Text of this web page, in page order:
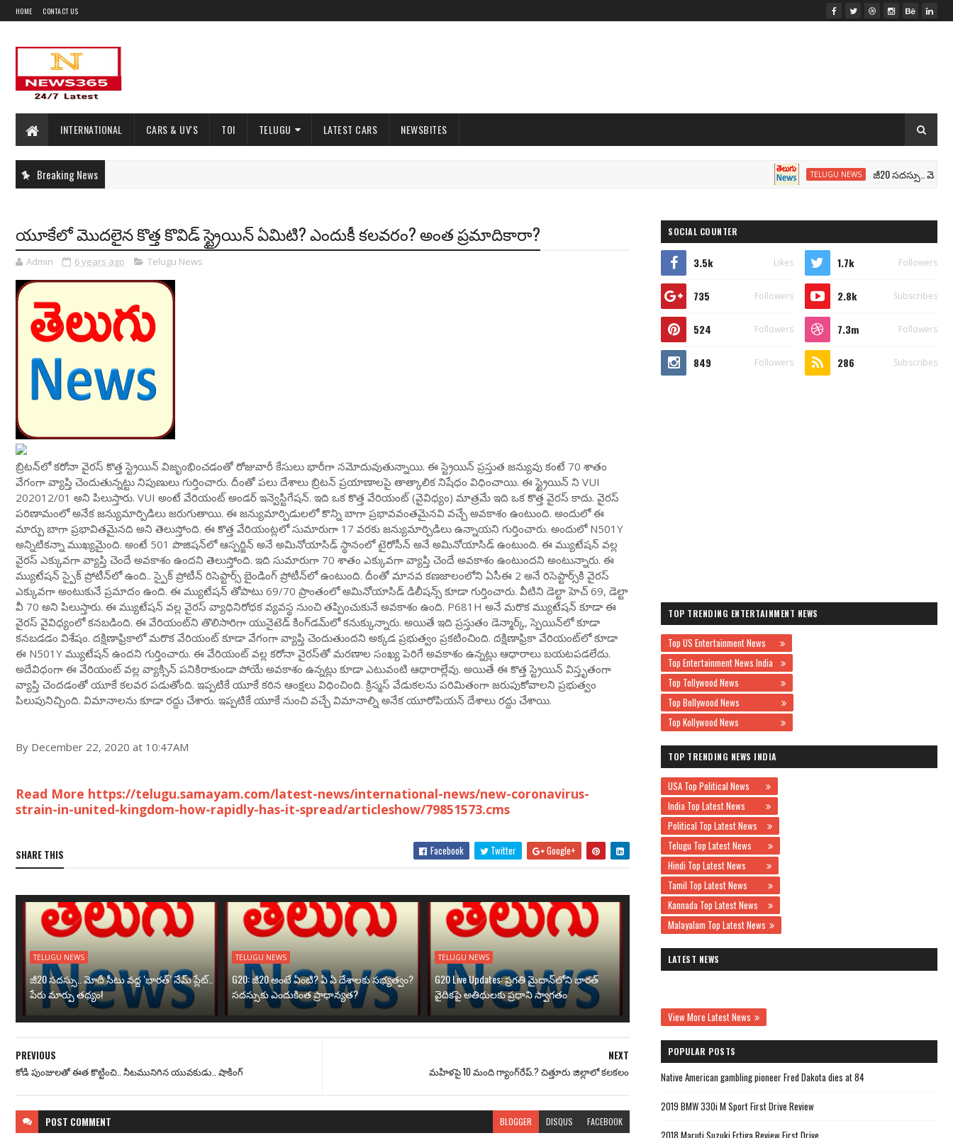
HOME CONTACT US
INTERNATIONAL CARS & UV'S TOI TELUGU LATEST CARS NEWSBITES
Breaking News TELUGU NEWS జీ20 సదస్సు.. మోదీ సీటు
యూకే‌లో మొదలైన కొత్త కొవిడ్ స్ట్రైయిన్ ఏమిటి? ఎందుకీ కలవరం? అంత ప్రమాదికారా?
Admin 6 years ago Telugu News
బ్రిటన్‌లో కరోనా వైరస్ కొత్త స్ట్రెయిన్‌ విజృంభించడంతో రోజువారీ కేసులు భారీగా నమోదువుతున్నాయి. ఈ స్ట్రెయిన్ ప్రస్తుత జన్యువు కంటే 70 శాతం
వేగంగా వ్యాప్తి చెందుతున్నట్టు నిపుణులు గుర్తించారు. దీంతో పలు దేశాలు బ్రిటన్ ప్రయాణాలపై తాత్కాలిక నిషేధం విధించాయి. ఈ స్ట్రైయిన్ ని VUI
202012/01 అని పిలుస్తారు. VUI అంటే వేరియంట్ అండర్ ఇన్వెస్టిగేషన్. ఇది ఒక కొత్త వేరియంట్ (వైవిధ్యం) మాత్రమే ఇది ఒక కొత్త వైరస్ కాదు. వైరస్
పరిణామంలో అనేక జన్యుమార్పిడిలు జరుగుతాయి. ఈ జన్యుమార్పిడులలో కొన్ని బాగా ప్రభావవంతమైనవి వచ్చే అవకాశం ఉంటుంది. అందులో ఈ
మార్పు బాగా ప్రభావితమైనది అని తెలుస్తోంది. ఈ కొత్త వేరియంట్లలో సుమారుగా 17 వరకు జన్యుమార్పిడిలు ఉన్నాయని గుర్తించారు. అందులో N501Y
అన్నిటికన్నా ముఖ్యమైంది. అంటే 501 పొజిషన్‌లో ఆస్పర్జిన్ అనే అమినోయాసిడ్ స్థానంలో టైరోసీన్ అనే అమినోయాసిడ్ ఉంటుంది. ఈ మ్యుటేషన్ వల్ల
వైరస్ ఎక్కువగా వ్యాప్తి చెందే అవకాశం ఉందని తెలుస్తోంది. ఇది సుమారుగా 70 శాతం ఎక్కువగా వ్యాప్తి చెందే అవకాశం ఉంటుందని అంటున్నారు. ఈ
మ్యుటేషన్ స్పైక్ ప్రోటీన్‌లో ఉంది.. స్పైక్ ప్రోటీన్ రిసెప్టార్స్ బైండింగ్ ప్రోటీన్‌లో ఉంటుంది. దీంతో మానవ కణజాలంలోని ఏసీఈ 2 అనే రిసెప్టార్స్‌కి వైరస్
ఎక్కువగా అంటుకునే ప్రమాదం ఉంది. ఈ మ్యుటేషన్ తోపాటు 69/70 ప్రాంతంలో అమినోయాసిడ్ డిలీషన్స్ కూడా గుర్తించారు. వీటిని డెల్టా హెచ్ 69, డెల్టా
వీ 70 అని పిలుస్తారు. ఈ మ్యుటేషన్ వల్ల వైరస్ వ్యాధినిరోధక వ్యవస్థ నుంచి తప్పించుకునే అవకాశం ఉంది. P681H అనే మరొక మ్యుటేషన్ కూడా ఈ
వైరస్ వైవిధ్యంలో కనబడింది. ఈ వేరియంట్‌ని తొలిసారిగా యునైటెడ్ కింగ్‌డమ్‌లో కనుక్కున్నారు. అయితే ఇది ప్రస్తుతం డెన్మార్క్, స్పెయిన్‌లో కూడా
కనబడడం విశేషం. దక్షిణాఫ్రికాలో మరొక వేరియంట్ కూడా వేగంగా వ్యాప్తి చెందుతుందని అక్కడ ప్రభుత్వం ప్రకటించింది. దక్షిణాఫ్రికా వేరియంట్‌లో కూడా
ఈ N501Y మ్యుటేషన్ ఉందని గుర్తించారు. ఈ వేరియంట్ వల్ల కరోనా వైరస్‌తో మరణాల సంఖ్య పెరిగే అవకాశం ఉన్నట్లు ఆధారాలు బయటపడలేదు.
అదేవిధంగా ఈ వేరియంట్ వల్ల వ్యాక్సిన్ పనికిరాకుండా పోయే అవకాశం ఉన్నట్లు కూడా ఎటువంటి ఆధారాల్లేవు. అయితే ఈ కొత్త స్ట్రెయిన్ విస్తృతంగా
వ్యాప్తి చెందడంతో యూకే కలవర పడుతోంది. ఇప్పటికే యూకే కఠిన ఆంక్షలు విధించింది. క్రిస్మస్ వేడుకలను పరిమితంగా జరుపుకోవాలని ప్రభుత్వం
పిలుపునిచ్చింది. విమానాలను కూడా రద్దు చేశారు. ఇప్పటికే యూకే నుంచి వచ్చే విమానాల్ని అనేక యూరోపియన్ దేశాలు రద్దు చేశాయి.
By December 22, 2020 at 10:47AM
Read More https://telugu.samayam.com/latest-news/international-news/new-coronavirus-
strain-in-united-kingdom-how-rapidly-has-it-spread/articleshow/79851573.cms
SHARE THIS Facebook Twitter Google+
TELUGU NEWS
జీ20 సదస్సు.. మోదీ సీటు వద్ద ‘భారత్’ నేమ్ ప్లేట్‌..
పేరు మార్పు తథ్యం!
TELUGU NEWS
G20: జీ20 అంటే ఏంటి? ఏ ఏ దేశాలకు సభ్యత్వం?
సదస్సుకు ఎందుకింత ప్రాధాన్యత?
TELUGU NEWS
G20 Live Updates: ప్రగతి మైదాన్‌లోని భారత్
వైదికపై అతిథులకు ప్రధాని స్వాగతం
NEXT
మహిళపై 10 మంది గ్యాంగ్‌రేప్.? చిత్తూరు జిల్లాలో కలకలం
PREVIOUS
కోడి పుంజులతో ఈత కొట్టించి.. నీటమునిగిన యువకుడు.. షాకింగ్
POST COMMENT BLOGGER DISQUS FACEBOOK
SOCIAL COUNTER
3.5k Likes 1.7k Followers
735 Followers 2.8k Subscribes
524 Followers 7.3m Followers
849 Followers 286 Subscribes
TOP TRENDING ENTERTAINMENT NEWS
Top US Entertainment News
Top Entertainment News India
Top Tollywood News
Top Bollywood News
Top Kollywood News
TOP TRENDING NEWS INDIA
USA Top Political News
India Top Latest News
Political Top Latest News
Telugu Top Latest News
Hindi Top Latest News
Tamil Top Latest News
Kannada Top Latest News
Malayalam Top Latest News
LATEST NEWS
View More Latest News
POPULAR POSTS
Native American gambling pioneer Fred Dakota dies at 84
2019 BMW 330i M Sport First Drive Review
2018 Maruti Suzuki Ertiga Review First Drive